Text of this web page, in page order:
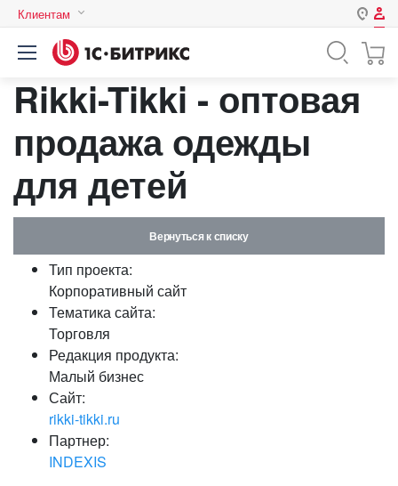
Клиентам
Казахстан
Авторизация
Нет аккаунта?
Логин
Пароль
Запомнить меня на этом
Забыли свой пароль?
или войдите с помощью
Rikki-Tikki - оптовая
продажа одежды
для детей
Вернуться к списку
Тип проекта:
Корпоративный сайт
Тематика сайта:
Торговля
Редакция продукта:
Малый бизнес
Сайт:
rikki-tikki.ru
Партнер:
INDEXIS